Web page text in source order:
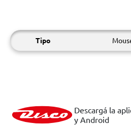
Tipo
Descargá la
y Android